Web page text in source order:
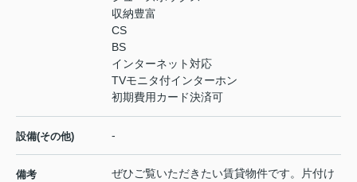
収納豊富
CS
BS
インターネット対応
TVモニタ付インターホン
初期費用カード決済可
設備(その他) -
備考
ぜひご覧いただきたい賃貸物件です。片付け